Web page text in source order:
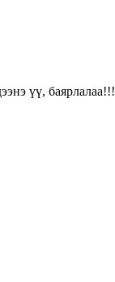
үү, баярлалаа!!!